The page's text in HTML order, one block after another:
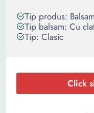
Tip produs: Balsam
Tip balsam: Cu
Tip: Clasic
Click